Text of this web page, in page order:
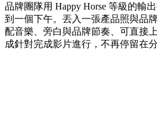
品牌團隊用 Happy Horse 等級的輸
到一個下午。丟入一張產品照與品
配音樂、旁白與品牌節奏、可直接
成針對完成影片進行，不再停留在分